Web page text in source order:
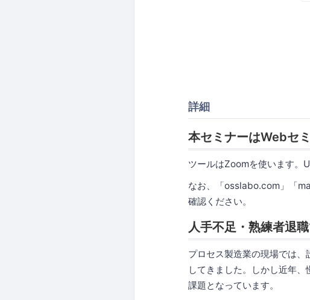
詳細
本セミナーはWebセ
ツールはZoomを使います。
なお、「osslabo.com」「
確認ください。
人手不足・熟練者退
プロセス製造業の現場では
してきました。しかし近年
課題となっています。